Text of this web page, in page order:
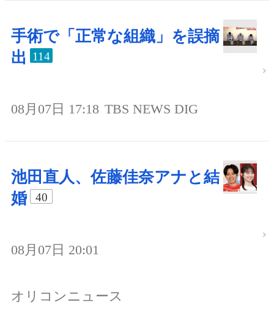
手術で「正常な組織」を誤摘
出
114
08月07日 17:18 TBS NEWS DIG
池田直人、佐藤佳奈アナと結
婚
40
08月07日 20:01
オリコンニュース